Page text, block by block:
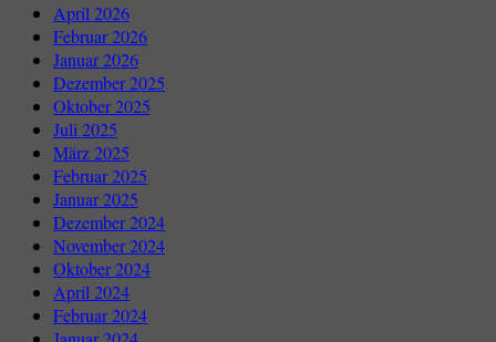
April 2026
Februar 2026
Januar 2026
Dezember 2025
Oktober 2025
Juli 2025
März 2025
Februar 2025
Januar 2025
Dezember 2024
November 2024
Oktober 2024
April 2024
Februar 2024